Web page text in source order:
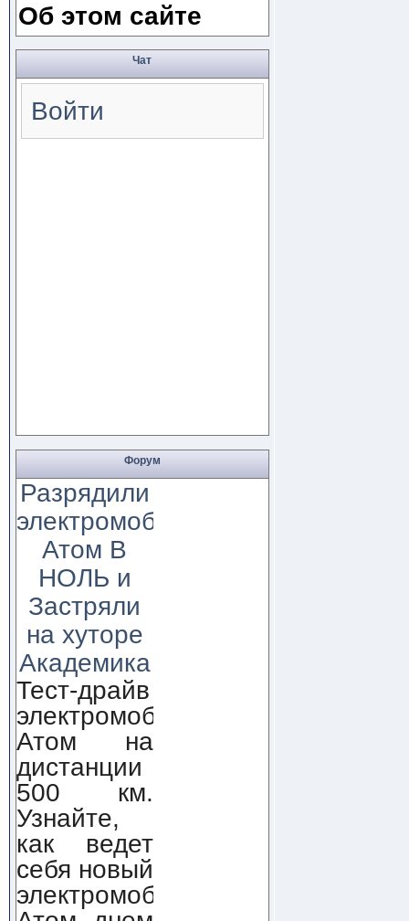
Об этом сайте
Чат
Войти
Форум
Разрядили
электромобиль
Атом В
НОЛЬ и
Застряли
на хуторе
Академика
Тест-драйв
электромобиля
Атом на
дистанции
500 км.
Узнайте,
как ведет
себя новый
электромобиль